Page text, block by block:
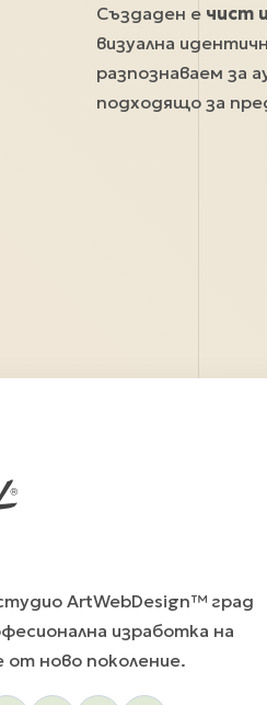
Създаден е чист
визуална
разпознаваем за
подходящо за
ArtWebDesign™ град
изработка на
от ново поколение.